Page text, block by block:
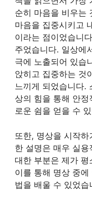
순히 마음을 비우는
마음을 집중시키고
이라는 점이었습니
주었습니다. 일상에
극에 노출되어 있습
앉히고 집중하는 것
느끼게 되었습니다.
상의 힘을 통해 안
로운 쉼을 얻을 수
또한, 명상을 시작
한 설명은 매우 실
대한 부분은 제가
이를 통해 명상 중
법을 배울 수 있었습